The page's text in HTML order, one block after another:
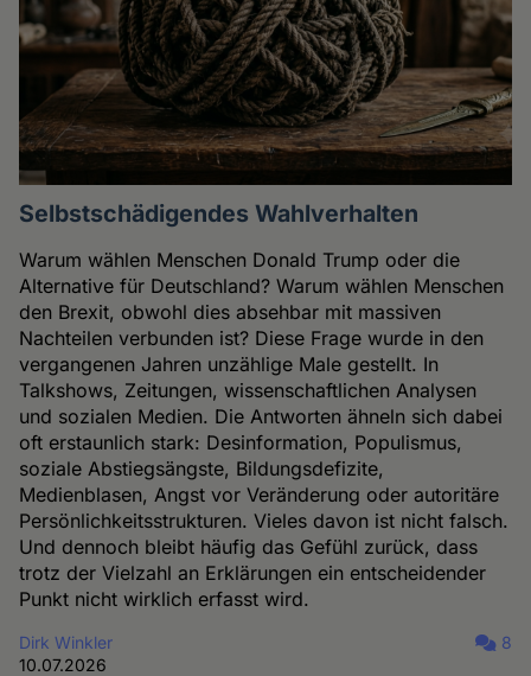
Selbstschädigendes Wahlverhalten
Warum wählen Menschen Donald Trump oder die
Alternative für Deutschland? Warum wählen Menschen
den Brexit, obwohl dies absehbar mit massiven
Nachteilen verbunden ist? Diese Frage wurde in den
vergangenen Jahren unzählige Male gestellt. In
Talkshows, Zeitungen, wissenschaftlichen Analysen
und sozialen Medien. Die Antworten ähneln sich dabei
oft erstaunlich stark: Desinformation, Populismus,
soziale Abstiegsängste, Bildungsdefizite,
Medienblasen, Angst vor Veränderung oder autoritäre
Persönlichkeitsstrukturen. Vieles davon ist nicht falsch.
Und dennoch bleibt häufig das Gefühl zurück, dass
trotz der Vielzahl an Erklärungen ein entscheidender
Punkt nicht wirklich erfasst wird.
Dirk Winkler
10.07.2026
8